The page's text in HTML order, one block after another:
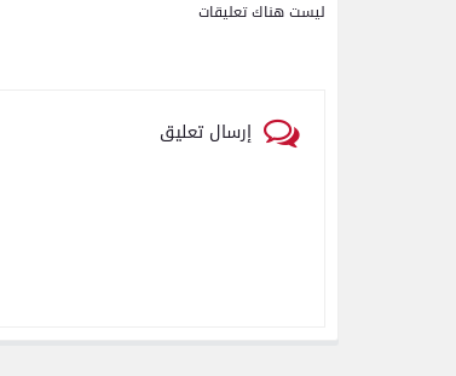
ليست هناك تعليقات
إرسال تعليق